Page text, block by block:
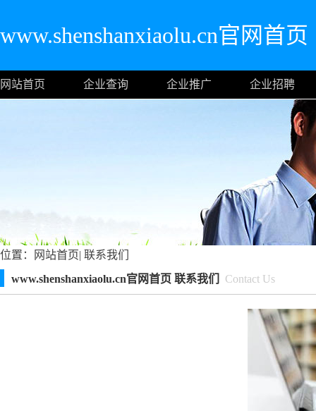
www.shenshanxiaolu.cn官网首页
网站首页 企业查询 企业推广 企业招聘
位置： 网站首页| 联系我们
www.shenshanxiaolu.cn官网首页 联系我们
Contact Us